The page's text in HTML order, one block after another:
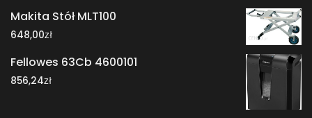
Makita Stół MLT100
648,00zł
Fellowes 63Cb 4600101
856,24zł